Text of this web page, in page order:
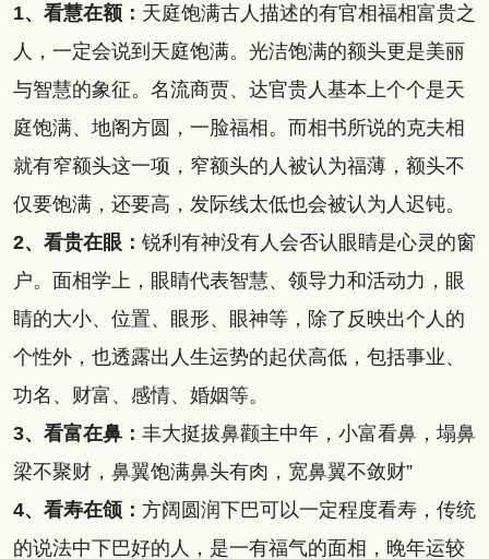
1、看慧在额： 天庭饱满古人描述的有官相福相富贵之
人，一定会说到天庭饱满。光洁饱满的额头更是美丽
与智慧的象征。名流商贾、达官贵人基本上个个是天
庭饱满、地阁方圆，一脸福相。而相书所说的克夫相
就有窄额头这一项，窄额头的人被认为福薄，额头不
仅要饱满，还要高，发际线太低也会被认为人迟钝。
2、看贵在眼： 锐利有神没有人会否认眼睛是心灵的窗
户。面相学上，眼睛代表智慧、领导力和活动力，眼
睛的大小、位置、眼形、眼神等，除了反映出个人的
个性外，也透露出人生运势的起伏高低，包括事业、
功名、财富、感情、婚姻等。
3、看富在鼻： 丰大挺拔鼻颧主中年，小富看鼻，塌鼻
梁不聚财，鼻翼饱满鼻头有肉，宽鼻翼不敛财”
4、看寿在颌： 方阔圆润下巴可以一定程度看寿，传统
的说法中下巴好的人，是一有福气的面相，晚年运较